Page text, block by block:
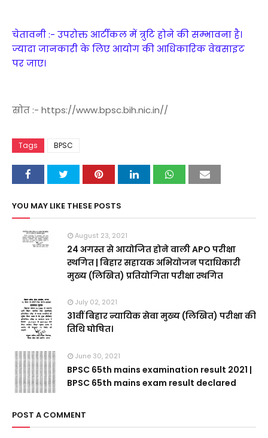
चेतावनी :- उपरोक्त आर्टीकल में त्रुटि होने की सम्भावना है।
ज्यादा जानकारी के लिए आयोग की आधिकारिक वेबसाइट
पर जाए।
स्रोत :- https://www.bpsc.bih.nic.in//
Tags BPSC
YOU MAY LIKE THESE POSTS
August 23, 2021
24 अगस्त से आयोजित होने वाली APO परीक्षा
स्थगित | बिहार सहायक अभियोजन पदाधिकारी
मुख्य (लिखित) प्रतियोगिता परीक्षा स्थगित
July 02, 2021
31वीं बिहार न्यायिक सेवा मुख्य (लिखित) परीक्षा की
तिथि घोषित।
June 30, 2021
BPSC 65th mains examination result 2021 |
BPSC 65th mains exam result declared
POST A COMMENT